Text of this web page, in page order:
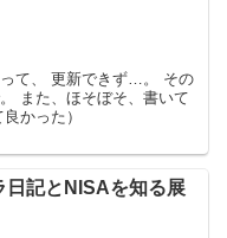
て、 更新できず…。 その
また、ほそぼそ、書いて
かった）
日記とNISAを知る展